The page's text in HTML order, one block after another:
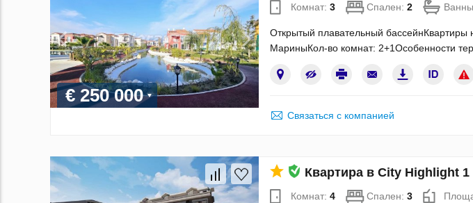
€ 250 000
Комнат: 3 Спален: 2
Открытый плавательный бассейнКвартиры
МариныКол-во комнат: 2+1Особенности
Связаться с компанией
Квартира в City Highlight
Комнат: 4 Спален: 3